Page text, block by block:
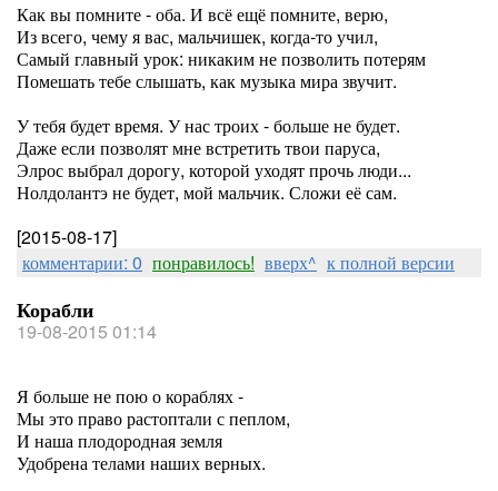
Как вы помните - оба. И всё ещё помните, верю,
Из всего, чему я вас, мальчишек, когда-то учил,
Самый главный урок: никаким не позволить потерям
Помешать тебе слышать, как музыка мира звучит.
У тебя будет время. У нас троих - больше не будет.
Даже если позволят мне встретить твои паруса,
Элрос выбрал дорогу, которой уходят прочь люди...
Нолдолантэ не будет, мой мальчик. Сложи её сам.
[2015-08-17]
комментарии: 0 понравилось! вверх^ к полной версии
Корабли
19-08-2015 01:14
Я больше не пою о кораблях -
Мы это право растоптали с пеплом,
И наша плодородная земля
Удобрена телами наших верных.